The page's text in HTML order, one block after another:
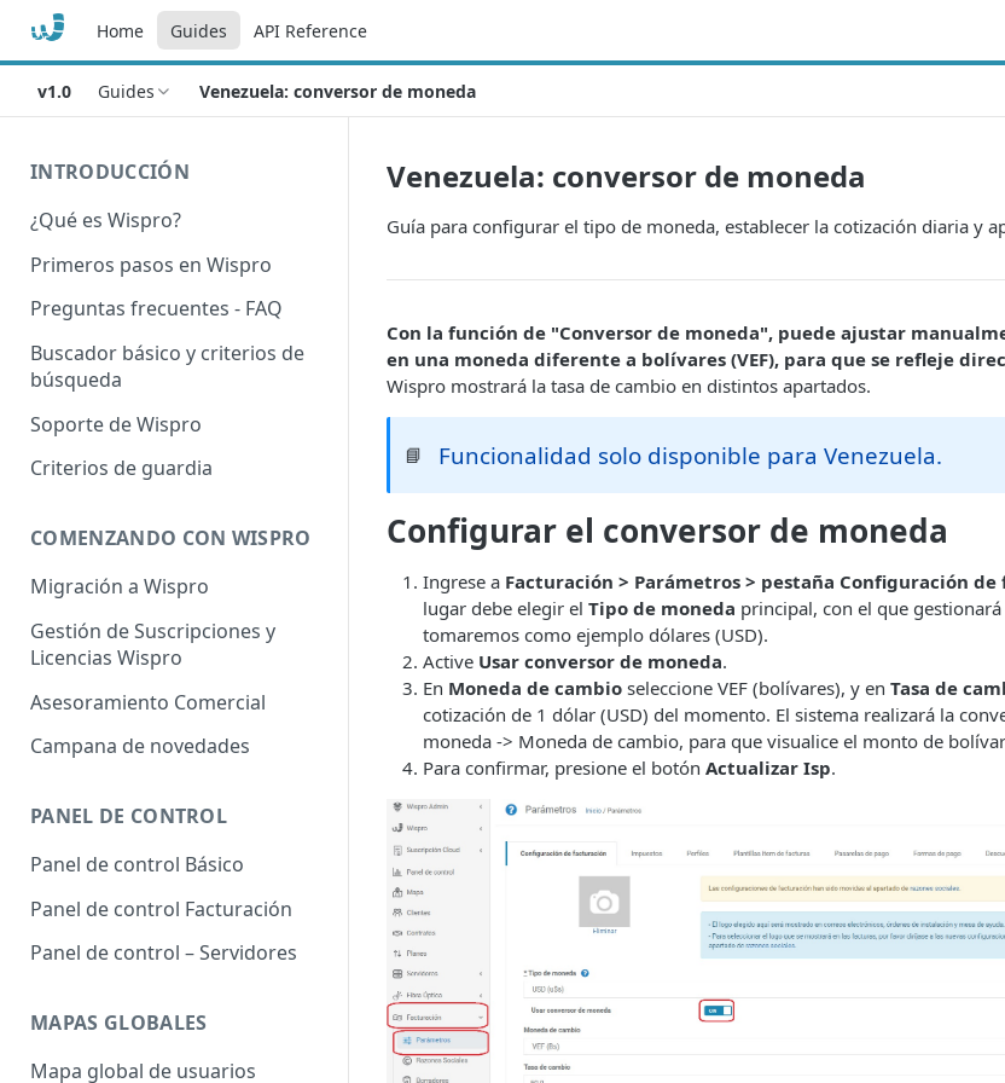
Home Guides API Reference
v1.0 Guides Venezuela: conversor de moneda
INTRODUCCIÓN
¿Qué es Wispro?
Primeros pasos en Wispro
Preguntas frecuentes - FAQ
Buscador básico y criterios de
búsqueda
Soporte de Wispro
Criterios de guardia
COMENZANDO CON WISPRO
Migración a Wispro
Gestión de Suscripciones y
Licencias Wispro
Asesoramiento Comercial
Campana de novedades
PANEL DE CONTROL
Panel de control Básico
Panel de control Facturación
Panel de control – Servidores
MAPAS GLOBALES
Mapa global de usuarios
Venezuela: conversor de moneda
Guía para configurar el tipo de moneda, establecer la cotización diaria y
Con la función de "Conversor de moneda", puede ajustar
en una moneda diferente a bolívares (VEF), para que se refleje
Wispro mostrará la tasa de cambio en distintos apartados.
📘 Funcionalidad solo disponible para Venezuela.
Configurar el conversor de moneda
Ingrese a Facturación > Parámetros > pestaña Configuración
lugar debe elegir el Tipo de moneda principal, con el que gestionará
tomaremos como ejemplo dólares (USD).
Active Usar conversor de moneda.
En Moneda de cambio seleccione VEF (bolívares), y en Tasa de
cotización de 1 dólar (USD) del momento. El sistema realizará la
moneda -> Moneda de cambio, para que visualice el monto de
Para confirmar, presione el botón Actualizar Isp.